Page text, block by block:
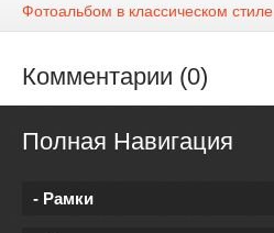
Фотоальбом в классическом стиле
Комментарии (0)
Полная Навигация
- Рамки